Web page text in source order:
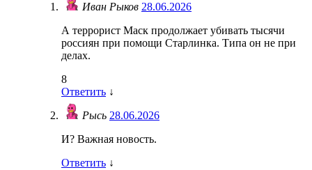
Иван Рыков 28.06.2026
А террорист Маск продолжает убивать тысячи
россиян при помощи Старлинка. Типа он не при
делах.
8
Ответить ↓
Рысь 28.06.2026
И? Важная новость.
Ответить ↓